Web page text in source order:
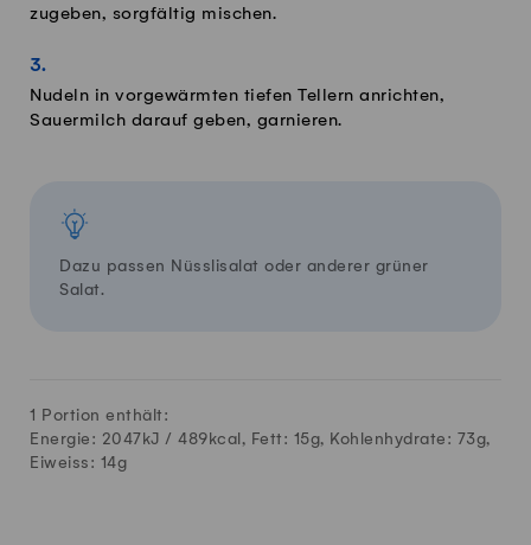
zugeben, sorgfältig mischen.
Nudeln in vorgewärmten tiefen Tellern anrichten,
Sauermilch darauf geben, garnieren.
Dazu passen Nüsslisalat oder anderer grüner
Salat.
1 Portion enthält:
Energie: 2047kJ / 489 kcal, Fett: 15g, Kohlenhydrate: 73g,
Eiweiss: 14g